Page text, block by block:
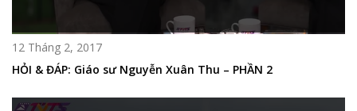
12 Tháng 2, 2017
HỎI & ĐÁP: Giáo sư Nguyễn Xuân Thu – PHẦN 2